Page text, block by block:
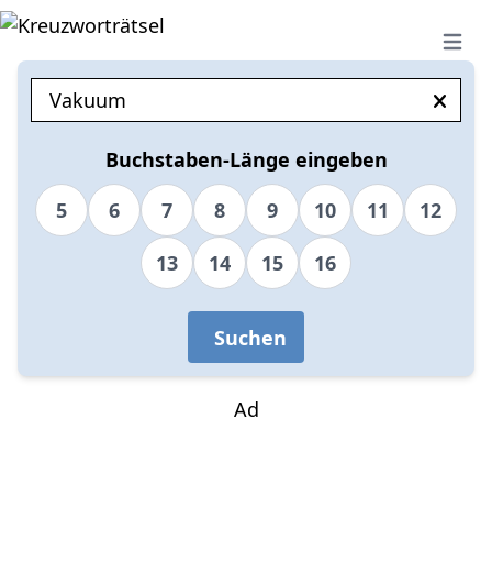
Open
Buchstaben-Länge eingeben
5
6 7 8 9 10 11
12
13
14 15 16
Suchen
Ad